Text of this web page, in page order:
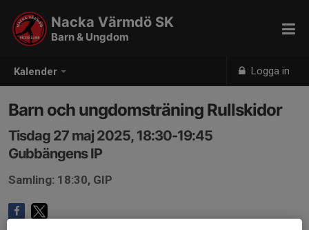
Kalender Logga in
Nacka Värmdö SK
Barn & Ungdom
Barn och ungdomsträning Rullskidor
Tisdag 27 maj 2025, 18:30-19:45
Gubbängens IP
Samling: 18:30, GIP